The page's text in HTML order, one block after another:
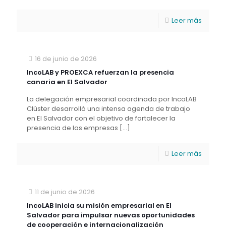
Leer más
16 de junio de 2026
IncoLAB y PROEXCA refuerzan la presencia
canaria en El Salvador
La delegación empresarial coordinada por IncoLAB
Clúster desarrolló una intensa agenda de trabajo
en El Salvador con el objetivo de fortalecer la
presencia de las empresas […]
Leer más
11 de junio de 2026
IncoLAB inicia su misión empresarial en El
Salvador para impulsar nuevas oportunidades
de cooperación e internacionalización